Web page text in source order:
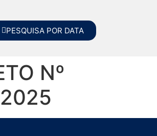
PESQUISA POR DATA
Nº